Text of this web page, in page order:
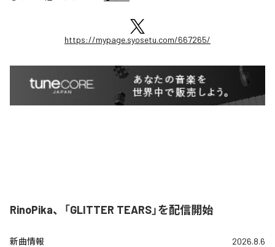
https://mypage.syosetu.com/667265/
RinoPika、「GLITTER TEARS」を配信開始
新曲情報 2026.8.6